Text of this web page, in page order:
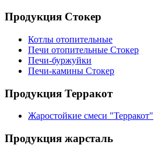
Продукция Стокер
Котлы отопительные
Печи отопительные Стокер
Печи-буржуйки
Печи-камины Стокер
Продукция Терракот
Жаростойкие смеси "Терракот"
Продукция жарсталь